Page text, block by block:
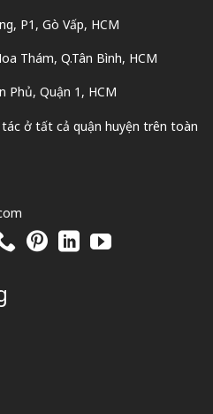
P1, Gò Vấp, HCM
Thám, Q.Tân Bình, HCM
Phủ, Quận 1, HCM
ở tất cả quận huyện trên toàn